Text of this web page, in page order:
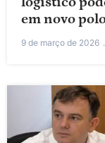
em novo
9 de março de 2026